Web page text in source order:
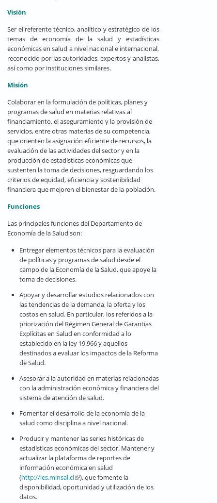
Visión
Ser el referente técnico, analítico y estratégico de los
temas de economía de la salud y estadísticas
económicas en salud a nivel nacional e internacional,
reconocido por las autoridades, expertos y analistas,
así como por instituciones similares.
Misión
Colaborar en la formulación de políticas, planes y
programas de salud en materias relativas al
financiamiento, el aseguramiento y la provisión de
servicios, entre otras materias de su competencia,
que orienten la asignación eficiente de recursos, la
evaluación de las actividades del sector y en la
producción de estadísticas económicas que
sustenten la toma de decisiones, resguardando los
criterios de equidad, eficiencia y sostenibilidad
financiera que mejoren el bienestar de la población.
Funciones
Las principales funciones del Departamento de
Economía de la Salud son:
Entregar elementos técnicos para la evaluación
de políticas y programas de salud desde el
campo de la Economía de la Salud, que apoye la
toma de decisiones.
Apoyar y desarrollar estudios relacionados con
las tendencias de la demanda, la oferta y los
costos en salud. En particular, los referidos a la
priorización del Régimen General de Garantías
Explícitas en Salud en conformidad a lo
establecido en la ley 19.966 y aquellos
destinados a evaluar los impactos de la Reforma
de Salud.
Asesorar a la autoridad en materias relacionadas
con la administración económica y financiera del
sistema de atención de salud.
Fomentar el desarrollo de la economía de la
salud como disciplina a nivel nacional.
Producir y mantener las series históricas de
estadísticas económicas del sector. Mantener y
actualizar la plataforma de reportes de
información económica en salud
(http://ies.minsal.cl(link is external)
), que fomente la
disponibilidad, oportunidad y utilización de los
datos.